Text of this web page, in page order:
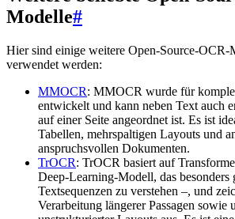
Modelle#
Hier sind einige weitere Open-Source-OCR-
verwendet werden:
MMOCR: MMOCR wurde für
entwickelt und kann neben Text auch
auf einer Seite angeordnet ist. Es ist
Tabellen, mehrspaltigen Layouts und
anspruchsvollen Dokumenten.
TrOCR: TrOCR basiert auf
Deep-Learning-Modell, das besonders
Textsequenzen zu verstehen –, und
Verarbeitung längerer Passagen sowie